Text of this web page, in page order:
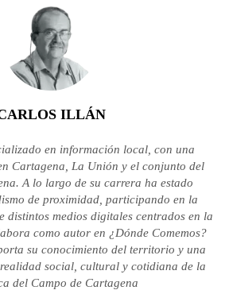
ILLÁN
en información local, con una
Cartagena, La Unión y el conjunto del
A lo largo de su carrera ha estado
de proximidad, participando en la
distintos medios digitales centrados en la
como autor en ¿Dónde Comemos?
su conocimiento del territorio y una
social, cultural y cotidiana de la
del Campo de Cartagena